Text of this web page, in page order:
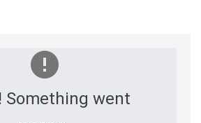
Something went